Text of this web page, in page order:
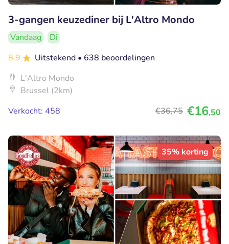
3-gangen keuzediner bij L'Altro Mondo
Vandaag
Di
8.9
Uitstekend • 638 beoordelingen
L'Altro Mondo
Brussel (2km)
Verkocht: 458
€36,75 €16,50
35% korting